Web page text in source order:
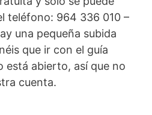
teléfono: 964 336 010 –
una pequeña subida
que ir con el guía
está abierto, así que no
cuenta.